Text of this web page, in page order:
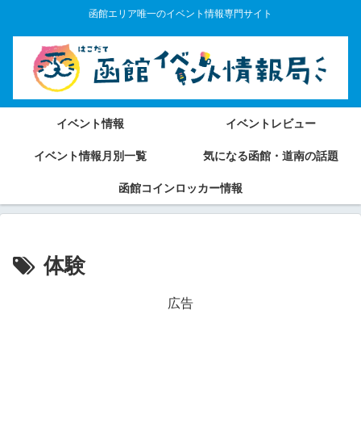
函館エリア唯一のイベント情報専門サイト
イベント情報 イベントレビュー
イベント情報月別一覧 気になる函館・道南の話題
函館コインロッカー情報
体験
広告